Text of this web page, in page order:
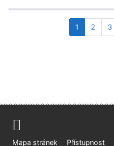
1 2 3
Mapa stránek Přístupnost